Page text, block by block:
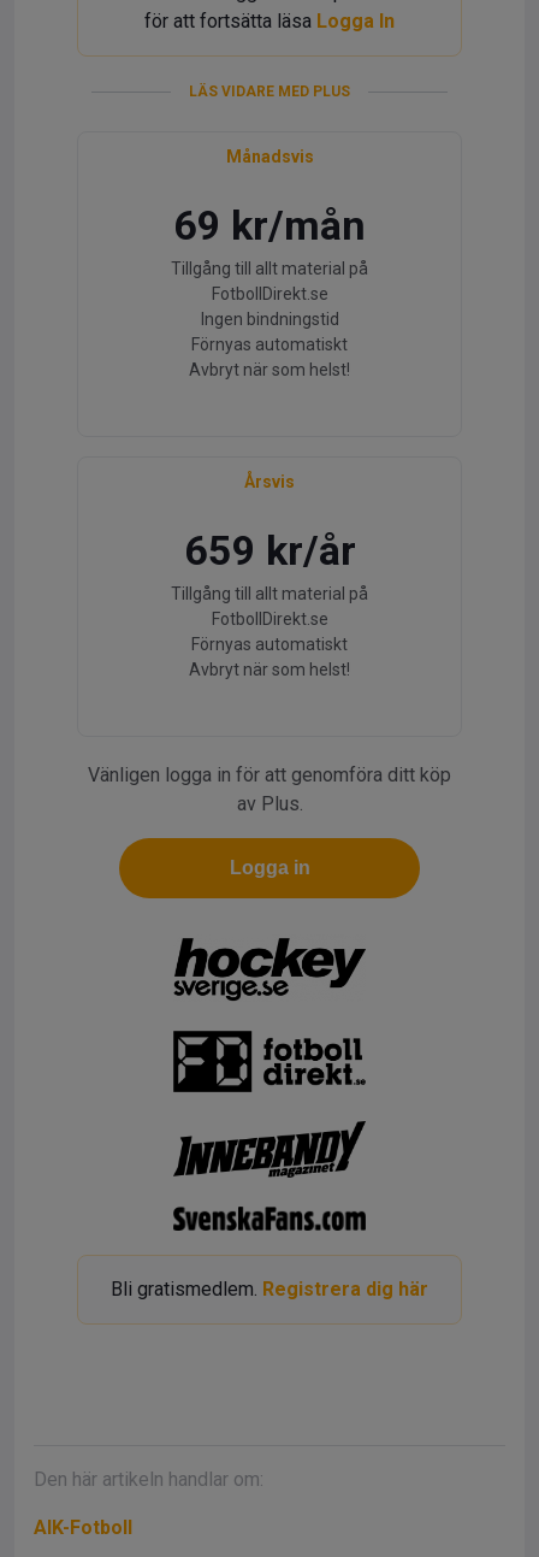
för att fortsätta läsa Logga In
LÄS VIDARE MED PLUS
Månadsvis
69 kr/mån
Tillgång till allt material på
FotbollDirekt.se
Ingen bindningstid
Förnyas automatiskt
Avbryt när som helst!
Årsvis
659 kr/år
Tillgång till allt material på
FotbollDirekt.se
Förnyas automatiskt
Avbryt när som helst!
Vänligen logga in för att genomföra ditt köp
av Plus.
Logga in
Bli gratismedlem. Registrera dig här
Den här artikeln handlar om:
AIK-Fotboll